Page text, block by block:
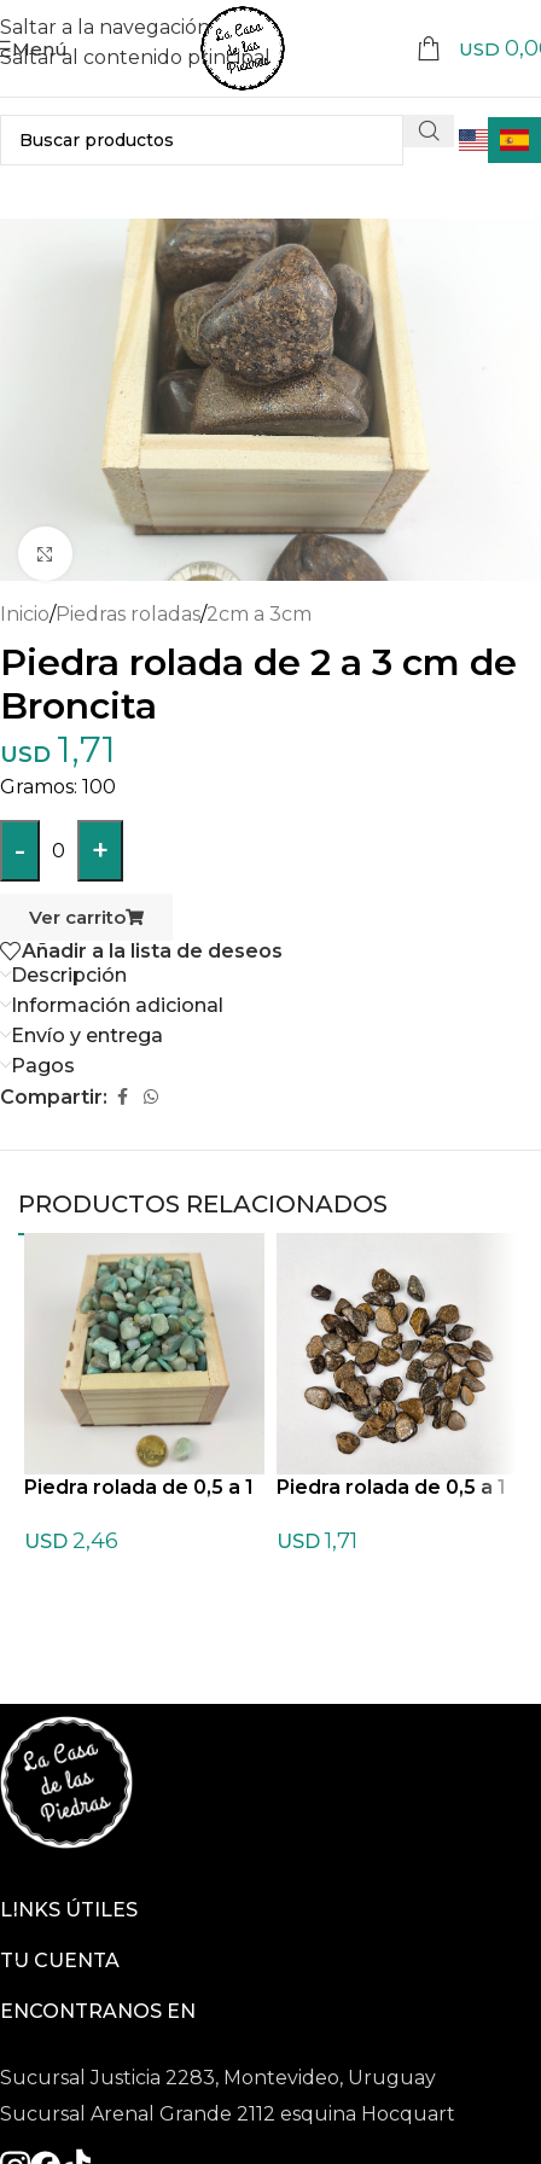
Saltar a la navegación
Saltar al contenido principal
Menú USD
Haga clic para ampliar
Inicio/Piedras roladas/2cm a 3cm
Piedra rolada de 2 a 3 cm de
Broncita
USD 1,71
100
- 0 +
Ver carrito
Añadir a la lista de deseos
Descripción
Información adicional
Envío y entrega
Pagos
Compartir:
PRODUCTOS RELACIONADOS
Piedra rolada de 0,5 a 1
USD 2,46
Piedra rolada de 0,5 a 1
USD 1,71
LINKS ÚTILES
TU CUENTA
ENCONTRANOS EN
Sucursal Justicia 2283, Montevideo, Uruguay
Sucursal Arenal Grande 2112 esquina Hocquart